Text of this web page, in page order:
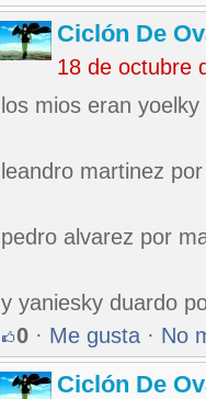
Ciclón De
18 de octubre
los mios eran
leandro martinez
pedro alvarez por
y yaniesky duardo
0 · Me gusta · No
Ciclón De